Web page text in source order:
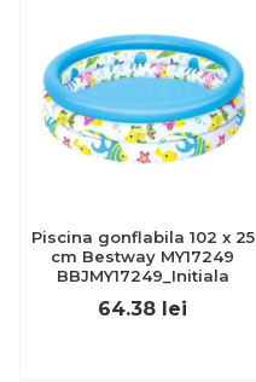
Piscina gonflabila 102 x 25
cm Bestway MY17249
BBJMY17249_Initiala
64.38 lei